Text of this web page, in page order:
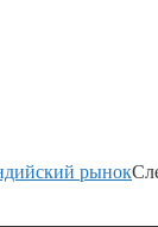
рынок